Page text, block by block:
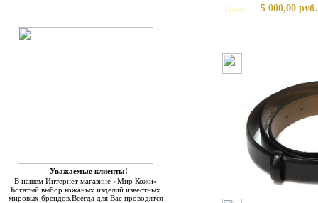
Уважаемые клиенты!
В нашем Интернет магазине «Мир Кожи»
Богатый выбор кожаных изделий известных
мировых брендов.Всегда для Вас проводятся
Цена:
5 000,00 руб.